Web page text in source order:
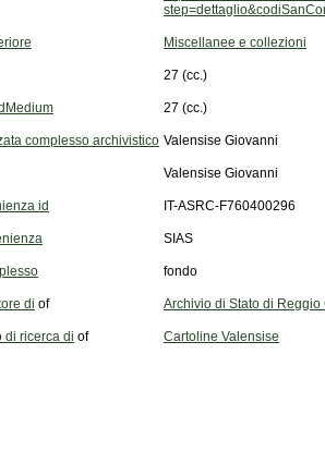
Miscellanee e collezioni
27 (cc.)
27 (cc.)
complesso archivistico Valensise Giovanni
Valensise Giovanni
id IT-ASRC-F760400296
SIAS
fondo
di of Archivio di Stato di Reggio
di ricerca di of Cartoline Valensise